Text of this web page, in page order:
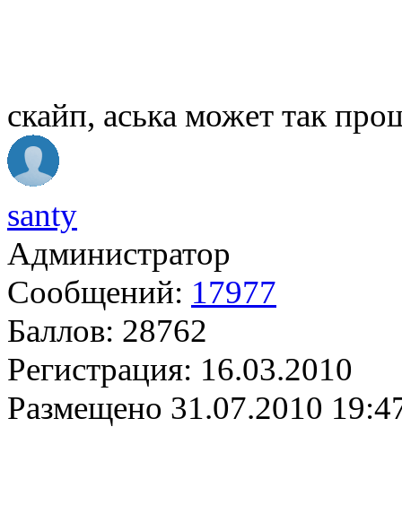
скайп, аська может так
santy
Администратор
Сообщений: 17977
Баллов: 28762
Регистрация: 16.03.2010
Размещено 31.07.2010